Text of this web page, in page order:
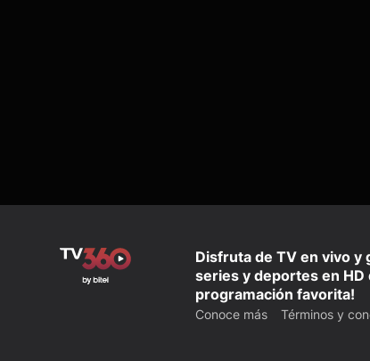
Disfruta de TV en vivo y
series y deportes en HD
programación favorita!
Conoce más Términos y